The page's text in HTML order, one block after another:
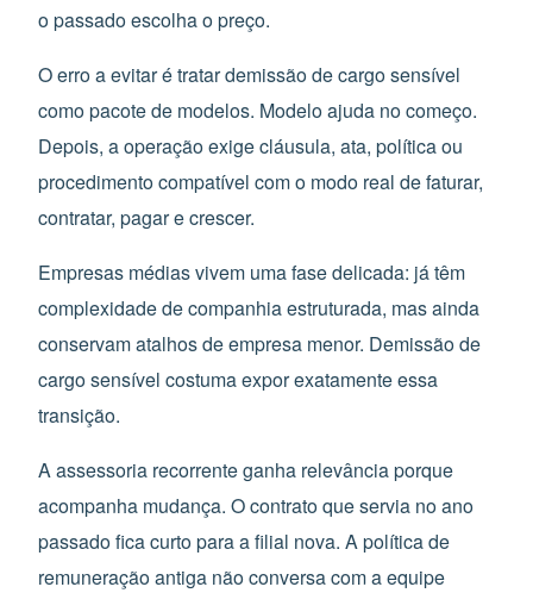
o passado escolha o preço.
O erro a evitar é tratar demissão de cargo sensível
como pacote de modelos. Modelo ajuda no começo.
Depois, a operação exige cláusula, ata, política ou
procedimento compatível com o modo real de faturar,
contratar, pagar e crescer.
Empresas médias vivem uma fase delicada: já têm
complexidade de companhia estruturada, mas ainda
conservam atalhos de empresa menor. Demissão de
cargo sensível costuma expor exatamente essa
transição.
A assessoria recorrente ganha relevância porque
acompanha mudança. O contrato que servia no ano
passado fica curto para a filial nova. A política de
remuneração antiga não conversa com a equipe